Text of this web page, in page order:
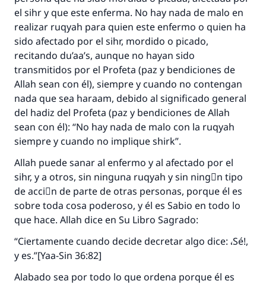
el sihr y que este enferma. No hay nada de malo en
realizar ruqyah para quien este enfermo o quien ha
sido afectado por el sihr, mordido o picado,
recitando du’aa’s, aunque no hayan sido
transmitidos por el Profeta (paz y bendiciones de
Allah sean con él), siempre y cuando no contengan
nada que sea haraam, debido al significado general
del hadiz del Profeta (paz y bendiciones de Allah
sean con él): “No hay nada de malo con la ruqyah
siempre y cuando no implique shirk”.
Allah puede sanar al enfermo y al afectado por el
sihr, y a otros, sin ninguna ruqyah y sin ningْn tipo
de acciَn de parte de otras personas, porque él es
sobre toda cosa poderoso, y él es Sabio en todo lo
que hace. Allah dice en Su Libro Sagrado:
“Ciertamente cuando decide decretar algo dice: ،Sé!,
y es.”[Yaa-Sin 36:82]
Alabado sea por todo lo que ordena porque él es
Desde la Q hasta la A, su contribución ayuda a
IslamQA.
Profeta ﷺ dijo:
"Una persona que orienta a otros a hacer el
bien obtendrá la misma recompensa que
aquellos que lo realicen."
(MUSLIM, 1893)
Contribuir